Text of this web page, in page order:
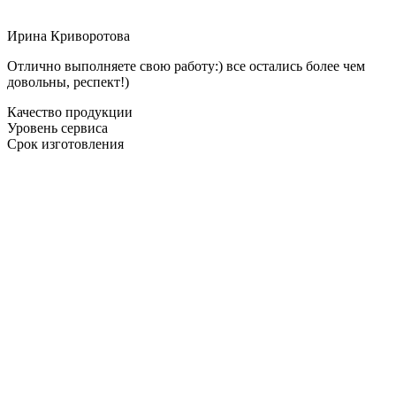
Ирина Криворотова
Отлично выполняете свою работу:) все остались более чем
довольны, респект!)
Качество продукции
Уровень сервиса
Срок изготовления